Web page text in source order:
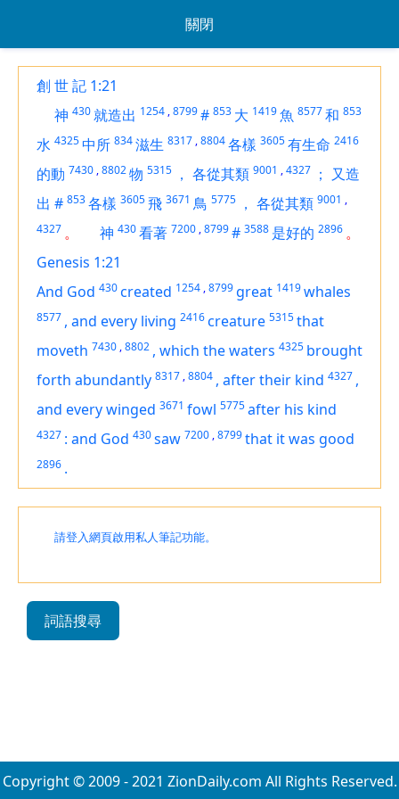
關閉
創 世 記 1:21
神 430就造出 1254 ,8799# 853 大 1419魚 8577和 853
水 4325中所 834滋生 8317 ,8804各樣 3605有生命 2416
的動 7430 ,8802物 5315 ， 各從其類 9001 ,4327 ； 又造
出 # 853各樣 3605飛 3671 鳥 5775 ， 各從其類 9001 ,
4327 。 神 430看著 7200 ,8799# 3588 是好的 2896 。
Genesis 1:21
And God 430created 1254 ,8799 great 1419whales
8577 , and every living 2416creature 5315that
moveth 7430 ,8802 , which the waters 4325 brought
forth abundantly 8317 ,8804 , after their kind 4327 ,
and every winged 3671 fowl 5775after his kind
4327 : and God 430saw 7200 ,8799that it was good
2896 .
請登入網頁啟用私人筆記功能。
詞語搜尋
Copyright © 2009 - 2021 ZionDaily.com All Rights Reserved.